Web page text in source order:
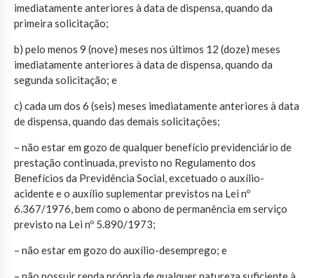
imediatamente anteriores à data de dispensa, quando da
primeira solicitação;
b) pelo menos 9 (nove) meses nos últimos 12 (doze) meses
imediatamente anteriores à data de dispensa, quando da
segunda solicitação; e
c) cada um dos 6 (seis) meses imediatamente anteriores à data
de dispensa, quando das demais solicitações;
– não estar em gozo de qualquer benefício previdenciário de
prestação continuada, previsto no Regulamento dos
Benefícios da Previdência Social, excetuado o auxílio-
acidente e o auxílio suplementar previstos na Lei nº
6.367/1976, bem como o abono de permanência em serviço
previsto na Lei nº 5.890/1973;
– não estar em gozo do auxílio-desemprego; e